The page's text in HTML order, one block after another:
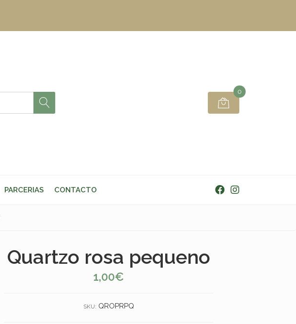
0
PARCERIAS CONTACTO
Quartzo rosa pequeno
1,00€
SKU: QROPRPQ